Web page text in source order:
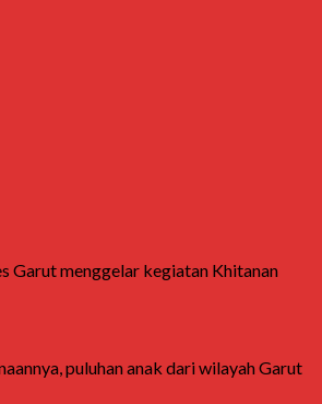
Garut menggelar kegiatan Khitanan
puluhan anak dari wilayah Garut